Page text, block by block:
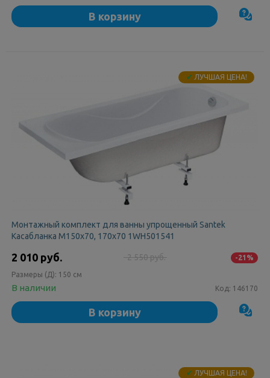
В корзину
✔ ЛУЧШАЯ ЦЕНА!
Монтажный комплект для ванны упрощенный Santek
Касабланка M150х70, 170х70 1WH501541
2 010 руб. 2 550 руб. -21%
Размеры (Д): 150 см
В наличии Код: 146170
В корзину
✔ ЛУЧШАЯ ЦЕНА!